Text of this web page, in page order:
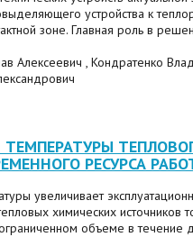
устройства к
зоне. Главная роль в
Алексеевич , Кондратенко
РЕСУРСА
увеличивает
химических источников
объеме в течение